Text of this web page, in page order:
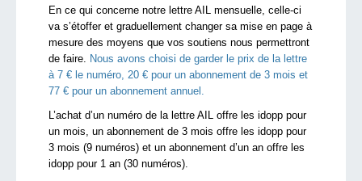
En ce qui concerne notre lettre AIL mensuelle, celle-ci
va s’étoffer et graduellement changer sa mise en page à
mesure des moyens que vos soutiens nous permettront
de faire. Nous avons choisi de garder le prix de la lettre
à 7 € le numéro, 20 € pour un abonnement de 3 mois et
77 € pour un abonnement annuel.
L’achat d’un numéro de la lettre AIL offre les idopp pour
un mois, un abonnement de 3 mois offre les idopp pour
3 mois (9 numéros) et un abonnement d’un an offre les
idopp pour 1 an (30 numéros).